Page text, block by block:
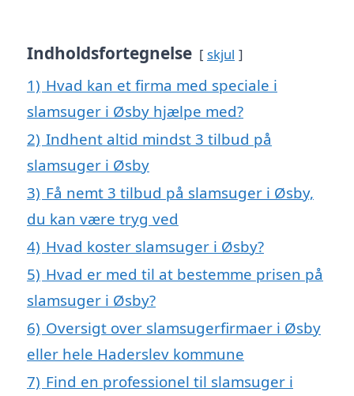
Indholdsfortegnelse skjul
1) Hvad kan et firma med speciale i
slamsuger i Øsby hjælpe med?
2) Indhent altid mindst 3 tilbud på
slamsuger i Øsby
3) Få nemt 3 tilbud på slamsuger i Øsby,
du kan være tryg ved
4) Hvad koster slamsuger i Øsby?
5) Hvad er med til at bestemme prisen på
slamsuger i Øsby?
6) Oversigt over slamsugerfirmaer i Øsby
eller hele Haderslev kommune
7) Find en professionel til slamsuger i